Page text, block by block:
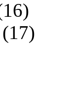
(17)